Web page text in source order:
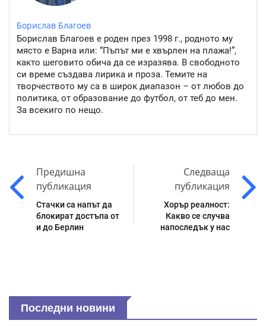
Борислав Благоев
Борислав Благоев е роден през 1998 г., родното му
място е Варна или: “Пъпът ми е хвърлен на плажа!”,
както шеговито обича да се изразява. В свободното
си време създава лирика и проза. Темите на
творчеството му са в широк диапазон – от любов до
политика, от образование до футбол, от теб до мен.
За всекиго по нещо.
Предишна
публикация
Стачки са напът да
блокират достъпа от
и до Берлин
Следваща
публикация
Хорър реалност:
Какво се случва
напоследък у нас
Последни новини